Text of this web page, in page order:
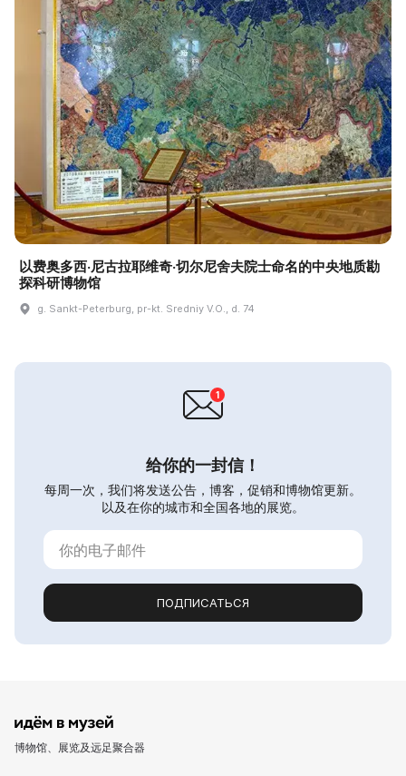
以费奥多西·尼古拉耶维奇·切尔尼舍夫院士命名的中央地质勘
探科研博物馆
g. Sankt-Peterburg, pr-kt. Sredniy V.O., d. 74
给你的一封信！
每周一次，我们将发送公告，博客，促销和博物馆更新。
以及在你的城市和全国各地的展览。
ПОДПИСАТЬСЯ
博物馆、展览及远足聚合器